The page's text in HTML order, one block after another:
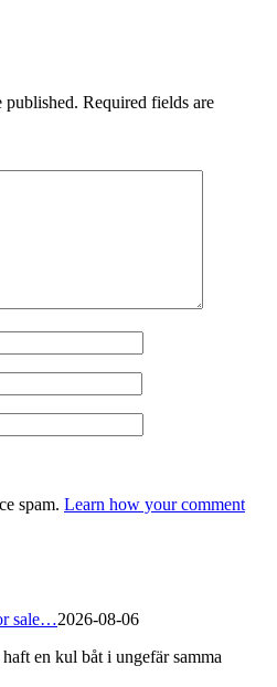
published. Required fields are
spam. Learn how your comment
sale…2026-08-06
en kul båt i ungefär samma